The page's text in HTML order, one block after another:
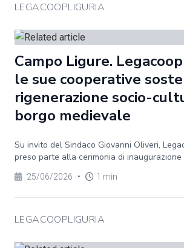
LEGACOOPLIGURIA
Campo Ligure.
le sue cooperative
rigenerazione socio-
borgo medievale
Su invito del Sindaco Giovanni Oliveri,
preso parte alla cerimonia di inaugurazione
25/06/2026 • 1 min
LEGACOOPLIGURIA